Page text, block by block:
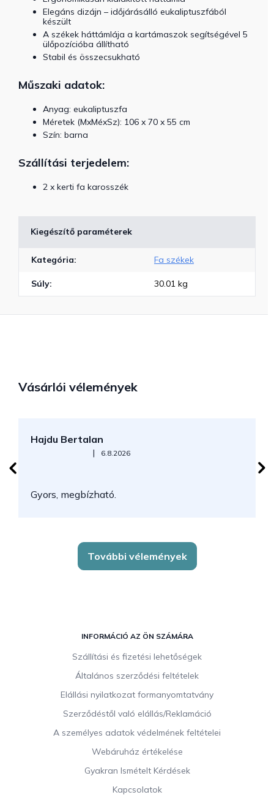
Elegáns dizájn – időjárásálló eukaliptuszfából
készült
A székek háttámlája a kartámaszok segítségével 5
ülőpozícióba állítható
Stabil és összecsukható
Műszaki adatok:
Anyag: eukaliptuszfa
Méretek (MxMéxSz): 106 x 70 x 55 cm
Szín: barna
Szállítási terjedelem:
2 x kerti fa karosszék
Kiegészítő paraméterek
Kategória: Fa székek
Súly: 30.01 kg
Vásárlói vélemények
Hajdu Bertalan
Az áruház értékelése 5-ből 5 csillag.
| 6.8.2026
Gyors, megbízható.
További vélemények
INFORMÁCIÓ AZ ÖN SZÁMÁRA
Szállítási és fizetési lehetőségek
Általános szerződési feltételek
Elállási nyilatkozat formanyomtatvány
Szerződéstől való elállás/Reklamáció
A személyes adatok védelmének feltételei
Webáruház értékelése
Gyakran Ismételt Kérdések
Kapcsolatok